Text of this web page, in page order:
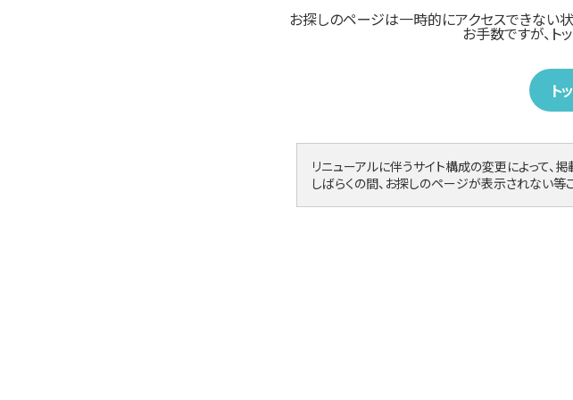
お探しのページは一時的にアクセスできない
お手数ですが、ト
ト
リニューアルに伴うサイト構成の変更によって、
しばらくの間、お探しのページが表示されない等